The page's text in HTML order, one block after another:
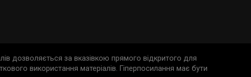
дозволяється за вказівкою прямого відкритого для
використання матеріалів. Гіперпосилання має бути